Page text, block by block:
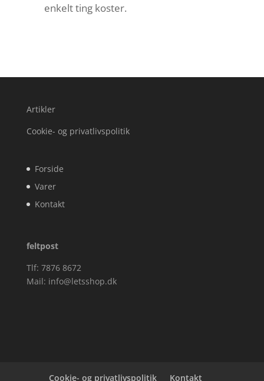
enkelt ting koster.
Artikler
Cookie- og privatlivspolitik
Forside
Varer
Kontakt
feltpost
Tlf: 7876 8672
Mail: info@letsshop.dk
Cookie- og privatlivspolitik Kontakt